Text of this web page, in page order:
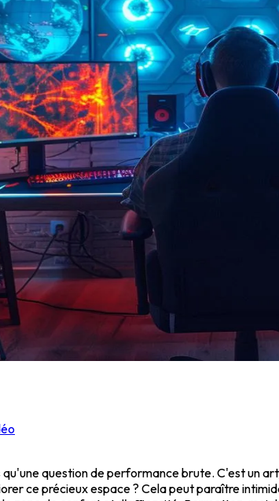
qu'une question de performance brute. C'est un
ce précieux espace ? Cela peut paraître